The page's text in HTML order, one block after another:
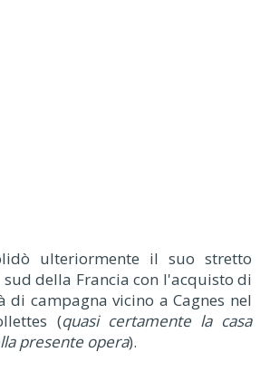
ulteriormente il suo stretto
sud della Francia con l'acquisto di
di campagna vicino a Cagnes nel
(quasi certamente la casa
presente opera).